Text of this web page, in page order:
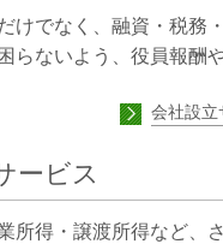
けでなく、融資・税務
らないよう、役員報酬
会社設立
ービス
所得・譲渡所得など、